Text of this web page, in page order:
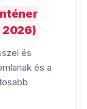
és
és a